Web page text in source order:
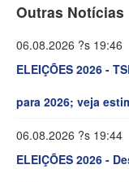
Outras Notícias
06.08.2026 ?s 19:46
ELEIÇÕES 2026 -
para 2026; veja
06.08.2026 ?s 19:44
ELEIÇÕES 2026 -